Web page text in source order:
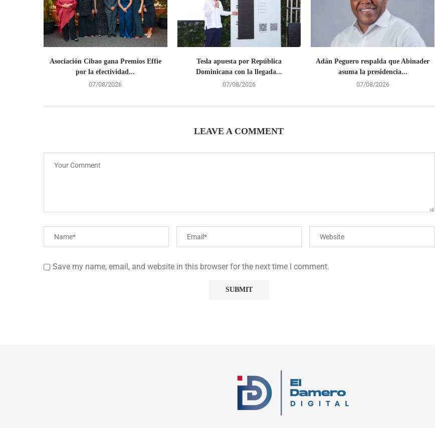
Asociación Cibao gana Premios Effie
por la efectividad...
07/08/2026
Tesla apuesta por República
Dominicana con la llegada...
07/08/2026
Adán Peguero respalda que Abinader
asuma la presidencia...
07/08/2026
LEAVE A COMMENT
Save my name, email, and website in this browser for the next time I comment.